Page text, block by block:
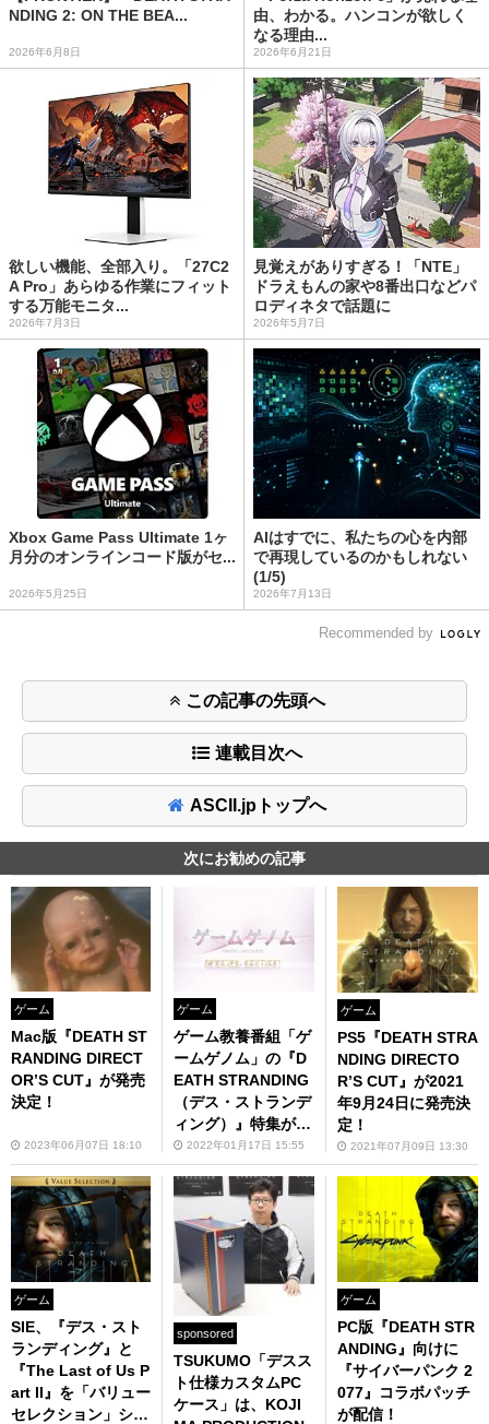
NDING 2: ON THE BEA...
2026年6月8日
由、わかる。ハンコンが欲しく
なる理由...
2026年6月21日
欲しい機能、全部入り。「27C2
A Pro」あらゆる作業にフィット
する万能モニタ...
2026年7月3日
見覚えがありすぎる！「NTE」
ドラえもんの家や8番出口などパ
ロディネタで話題に
2026年5月7日
Xbox Game Pass Ultimate 1ヶ
月分のオンラインコード版がセ...
2026年5月25日
AIはすでに、私たちの心を内部
で再現しているのかもしれない
(1/5)
2026年7月13日
Recommended by
この記事の先頭へ
連載目次へ
ASCII.jpトップへ
次にお勧めの記事
ゲーム
Mac版『DEATH ST
RANDING DIRECT
OR’S CUT』が発売
決定！
2023年06月07日 18:10
ゲーム
ゲーム教養番組「ゲ
ームゲノム」の『D
EATH STRANDING
（デス・ストランデ
ィング）』特集が55
分の拡張版として1
月24日にNHK総合
で放送決定！
2022年01月17日 15:55
ゲーム
PS5『DEATH STRA
NDING DIRECTO
R’S CUT』が2021
年9月24日に発売決
定！
2021年07月09日 13:30
ゲーム
SIE、『デス・スト
ランディング』と
『The Last of Us P
art II』を「バリュー
セレクション」シリ
sponsored
TSUKUMO「デスス
ト仕様カスタムPC
ケース」は、KOJI
ゲーム
PC版『DEATH STR
ANDING』向けに
『サイバーパンク 2
077』コラボパッチ
が配信！